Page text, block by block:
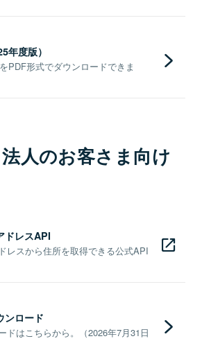
年度版）
PDF形式でダウンロードできま
人のお客さま向け
ドレスAPI
レスから住所を取得できる公式API
ンロード
ドはこちらから。（2026年7月31日